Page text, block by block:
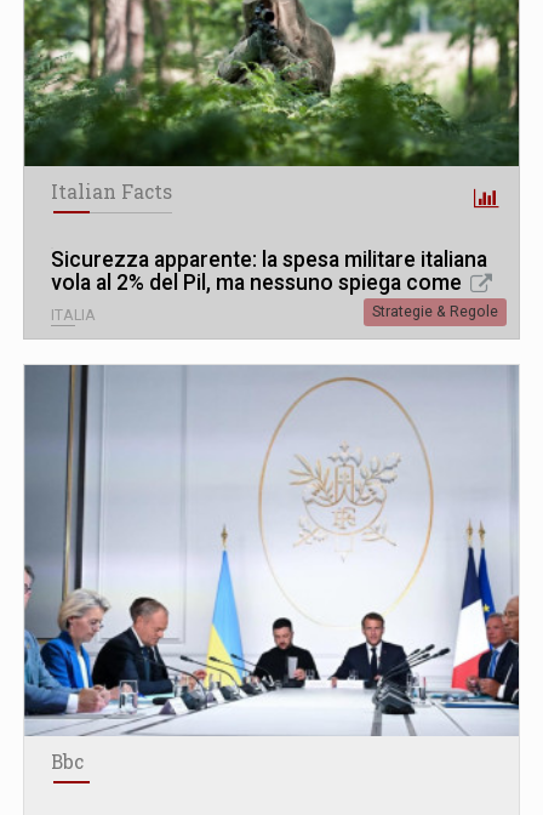
Italian Facts
Sicurezza apparente: la spesa militare italiana
vola al 2% del Pil, ma nessuno spiega come
ITALIA Strategie & Regole
Bbc